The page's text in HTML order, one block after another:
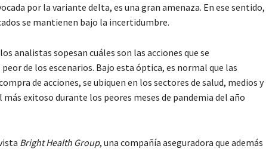
por la variante delta, es una gran amenaza. En ese sentido,
se mantienen bajo la incertidumbre.
analistas sopesan cuáles son las acciones que se
de los escenarios. Bajo esta óptica, es normal que las
de acciones, se ubiquen en los sectores de salud, medios y
exitoso durante los peores meses de pandemia del año
Bright Health Group, una compañía aseguradora que además